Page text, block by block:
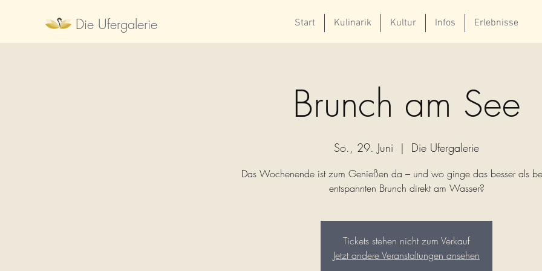
Die Ufergalerie Start Kulinarik Kultur Infos Erlebnisse
Brunch am See
So., 29. Juni
  |
Die Ufergalerie
Das Wochenende ist zum Genießen da – und wo ginge das besser als
entspannten Brunch direkt am Wasser?
Tickets stehen nicht zum Verkauf
Jetzt andere Veranstaltungen ansehen